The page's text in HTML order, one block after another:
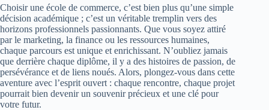
Choisir une école de commerce, c’est bien plus qu’une simple
décision académique ; c’est un véritable tremplin vers des
horizons professionnels passionnants. Que vous soyez attiré
par le marketing, la finance ou les ressources humaines,
chaque parcours est unique et enrichissant. N’oubliez jamais
que derrière chaque diplôme, il y a des histoires de passion, de
persévérance et de liens noués. Alors, plongez-vous dans cette
aventure avec l’esprit ouvert : chaque rencontre, chaque projet
pourrait bien devenir un souvenir précieux et une clé pour
votre futur.